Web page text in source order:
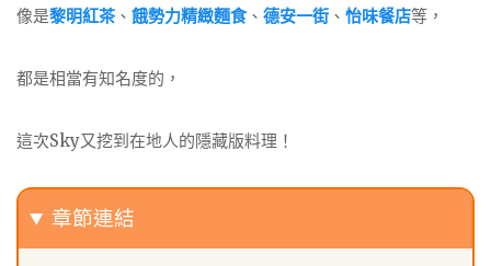
像是黎明紅茶、 餓勢力精緻麵食 、 德安一街 、 怡味餐店等，
都是相當有知名度的，
這次Sky又挖到在地人的隱藏版料理！
章節連結